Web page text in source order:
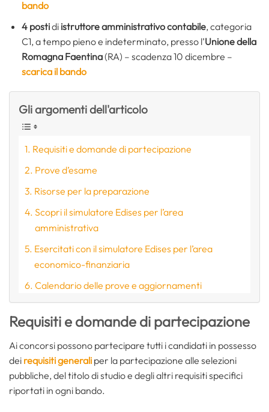
bando
4 postidi istruttore amministrativo contabile, categoria
C1, a tempo pieno e indeterminato, presso l’Unione della
Romagna Faentina(RA) – scadenza 10 dicembre –
scarica il bando
Gli argomenti dell'articolo
Requisiti e domande di partecipazione
Prove d’esame
Risorse per la preparazione
Scopri il simulatore Edises per l’area
amministrativa
Esercitati con il simulatore Edises per l’area
economico-finanziaria
Calendario delle prove e aggiornamenti
Requisiti e domande di partecipazione
Ai concorsi possono partecipare tutti i candidati in possesso
dei requisiti generali per la partecipazione alle selezioni
pubbliche, del titolo di studio e degli altri requisiti specifici
riportati in ogni bando.